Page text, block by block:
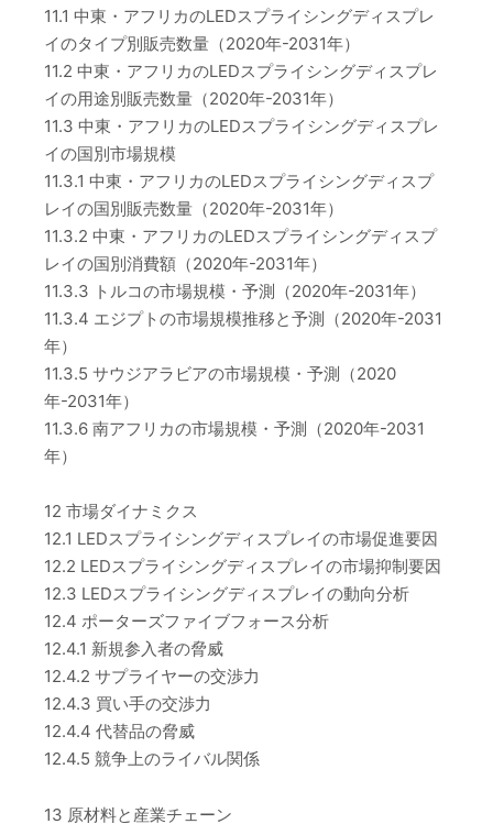
11.1 中東・アフリカのLEDスプライシングディスプレ
イのタイプ別販売数量（2020年-2031年）
11.2 中東・アフリカのLEDスプライシングディスプレ
イの用途別販売数量（2020年-2031年）
11.3 中東・アフリカのLEDスプライシングディスプレ
イの国別市場規模
11.3.1 中東・アフリカのLEDスプライシングディスプ
レイの国別販売数量（2020年-2031年）
11.3.2 中東・アフリカのLEDスプライシングディスプ
レイの国別消費額（2020年-2031年）
11.3.3 トルコの市場規模・予測（2020年-2031年）
11.3.4 エジプトの市場規模推移と予測（2020年-2031
年）
11.3.5 サウジアラビアの市場規模・予測（2020
年-2031年）
11.3.6 南アフリカの市場規模・予測（2020年-2031
年）
12 市場ダイナミクス
12.1 LEDスプライシングディスプレイの市場促進要因
12.2 LEDスプライシングディスプレイの市場抑制要因
12.3 LEDスプライシングディスプレイの動向分析
12.4 ポーターズファイブフォース分析
12.4.1 新規参入者の脅威
12.4.2 サプライヤーの交渉力
12.4.3 買い手の交渉力
12.4.4 代替品の脅威
12.4.5 競争上のライバル関係
13 原材料と産業チェーン